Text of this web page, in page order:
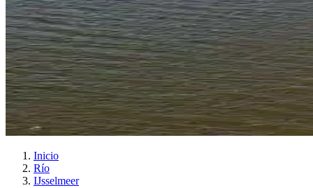
Inicio
Río
IJsselmeer